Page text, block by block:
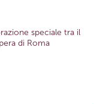
speciale tra il
di Roma